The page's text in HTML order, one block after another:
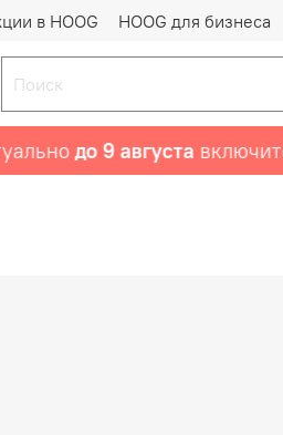
в HOOG HOOG для бизнеса
до 9 августа